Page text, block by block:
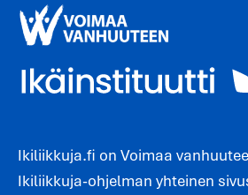
Ikiliikkuja.fi on Voimaa
Ikiliikkuja-ohjelman yhteinen